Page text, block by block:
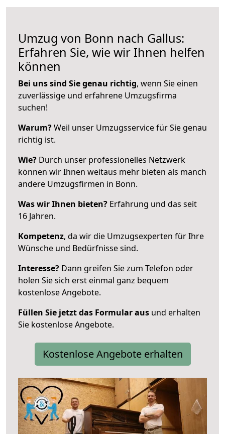
Umzug von Bonn nach Gallus:
Erfahren Sie, wie wir Ihnen helfen
können
Bei uns sind Sie genau richtig, wenn Sie einen
zuverlässige und erfahrene Umzugsfirma
suchen!
Warum?Weil unser Umzugsservice für Sie genau
richtig ist.
Wie? Durch unser professionelles Netzwerk
können wir Ihnen weitaus mehr bieten als manch
andere Umzugsfirmen in Bonn.
Was wir Ihnen bieten? Erfahrung und das seit
16 Jahren.
Kompetenz, da wir die Umzugsexperten für Ihre
Wünsche und Bedürfnisse sind.
Interesse? Dann greifen Sie zum Telefon oder
holen Sie sich erst einmal ganz bequem
kostenlose Angebote.
Füllen Sie jetzt das Formular aus und erhalten
Sie kostenlose Angebote.
Kostenlose Angebote erhalten